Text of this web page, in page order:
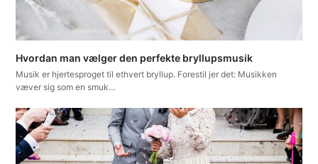
Hvordan man vælger den perfekte bryllupsmusik
Musik er hjertesproget til ethvert bryllup. Forestil jer det: Musikken
væver sig som en smuk…